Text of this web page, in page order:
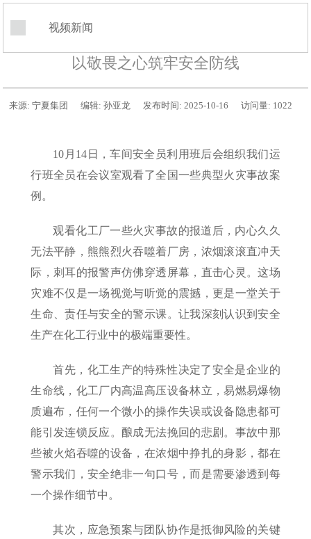
视频新闻
以敬畏之心筑牢安全防线
来源: 宁夏集团 编辑: 孙亚龙 发布时间: 2025-10-16 访问量: 1022
10月14日，车间安全员利用班后会组织我们运
行班全员在会议室观看了全国一些典型火灾事故案
例。
观看化工厂一些火灾事故的报道后，内心久久
无法平静，熊熊烈火吞噬着厂房，浓烟滚滚直冲天
际，刺耳的报警声仿佛穿透屏幕，直击心灵。这场
灾难不仅是一场视觉与听觉的震撼，更是一堂关于
生命、责任与安全的警示课。让我深刻认识到安全
生产在化工行业中的极端重要性。
首先，化工生产的特殊性决定了安全是企业的
生命线，化工厂内高温高压设备林立，易燃易爆物
质遍布，任何一个微小的操作失误或设备隐患都可
能引发连锁反应。酿成无法挽回的悲剧。事故中那
些被火焰吞噬的设备，在浓烟中挣扎的身影，都在
警示我们，安全绝非一句口号，而是需要渗透到每
一个操作细节中。
其次，应急预案与团队协作是抵御风险的关键